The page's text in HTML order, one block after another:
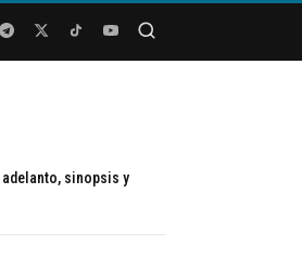
adelanto, sinopsis y